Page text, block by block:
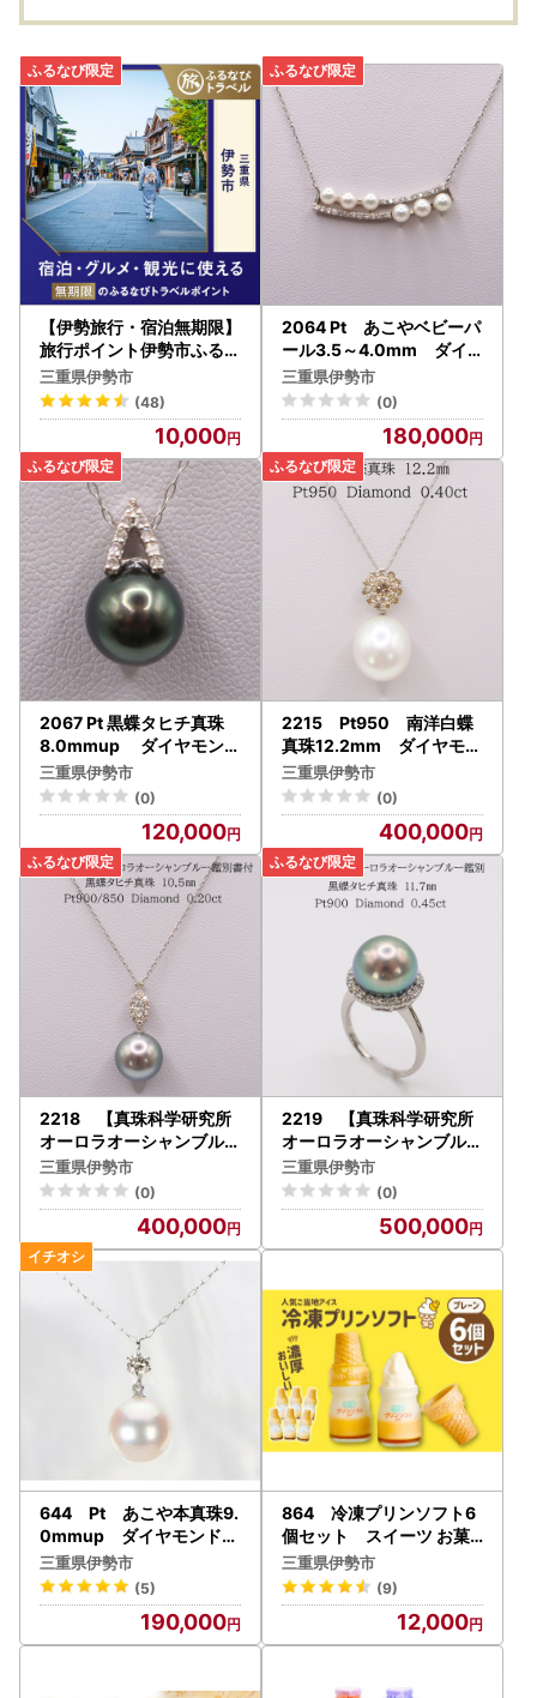
【伊勢旅行・宿泊無期限】
旅行ポイント伊勢市ふるな
びトラベルポイント
三重県伊勢市
(48)
10,000
2064 Pt あこやベビーパ
ール3.5～4.0mm ダイ
ヤモンド0.14ct スライド
タイプネックレス
三重県伊勢市
(0)
180,000
2067 Pt 黒蝶タヒチ真珠
8.0mmup ダイヤモンド
0.06ct ペンダントネッ
クレス
三重県伊勢市
(0)
120,000
2215 Pt950 南洋白蝶
真珠12.2mm ダイヤモン
ド0.40ct ペンダントネ
ックレス
三重県伊勢市
(0)
400,000
2218 【真珠科学研究所
オーロラオーシャンブルー
鑑別付】Pt タヒチ黒蝶真
珠10.5mm ダイヤモンド
0.20ctペンダントネック
三重県伊勢市
(0)
400,000
2219 【真珠科学研究所
オーロラオーシャンブルー
鑑別付】Pt タヒチ黒蝶真
珠11.7mm ダイヤモンド
0.45ct リング
三重県伊勢市
(0)
500,000
644 Pt あこや本真珠9.
0mmup ダイヤモンド0.
15ct ペンダントネック
レス
三重県伊勢市
(5)
190,000
864 冷凍プリンソフト6
個セット スイーツ お菓
子 伊勢志摩 瓶入り デザー
ト 洋菓子 おやつ カラメル
アイスクリーム ギフト 贈
三重県伊勢市
(9)
12,000